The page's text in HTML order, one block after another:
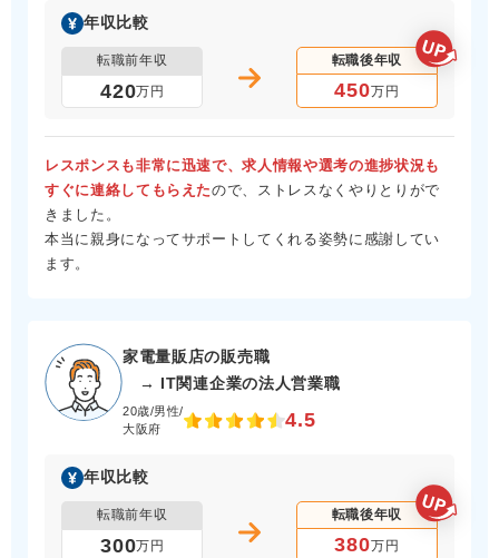
年収比較
転職前年収
420万円
転職後年収
450万円
レスポンスも非常に迅速で、求人情報や選考の進捗状況も
すぐに連絡してもらえたので、ストレスなくやりとりがで
きました。
本当に親身になってサポートしてくれる姿勢に感謝してい
ます。
家電量販店の販売職
→ IT関連企業の法人営業職
20歳/男性/
大阪府
4.5
年収比較
転職前年収
300万円
転職後年収
380万円